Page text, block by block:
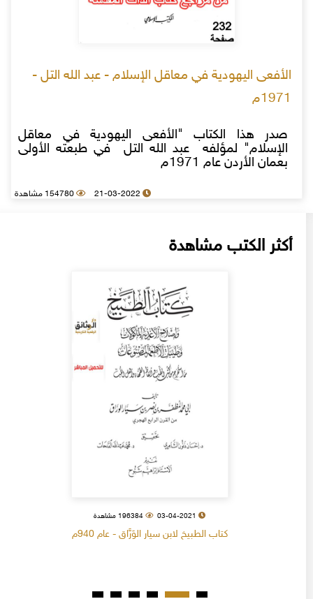
الأفعى اليهودية في معاقل الإسلام - عبد الله التل -
1971م
صدر هذا الكتاب "الأفعى اليهودية في معاقل
الإسلام" لمؤلفه عبد الله التل في طبعته الأولى
بعمان الأردن عام 1971م
21-03-2022 154780 مشاهدة
أكثر الكتب مشاهدة
03-04-2021 196384 مشاهدة
كتاب الطبيخ لابن سيار الوَرَّاق - عام 940م